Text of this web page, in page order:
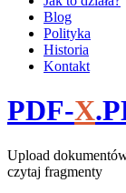
Blog
Polityka
Historia
Kontakt
PDF-X
Upload
czytaj fragmenty